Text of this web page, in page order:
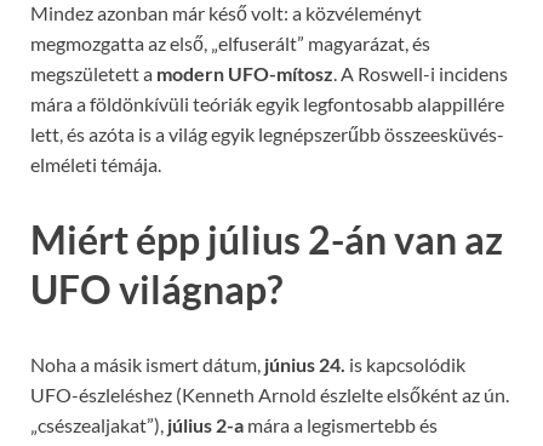
Mindez azonban már késő volt: a közvéleményt
megmozgatta az első, „elfuserált” magyarázat, és
megszületett a modern UFO-mítosz. A Roswell-i incidens
mára a földönkívüli teóriák egyik legfontosabb alappillére
lett, és azóta is a világ egyik legnépszerűbb összeesküvés-
elméleti témája.
Miért épp július 2-án van az
UFO világnap?
Noha a másik ismert dátum, június 24. is kapcsolódik
UFO-észleléshez (Kenneth Arnold észlelte elsőként az ún.
„csészealjakat”), július 2-a mára a legismertebb és